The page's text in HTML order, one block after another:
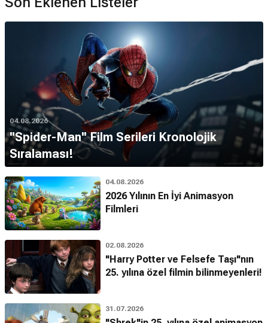
04.08.2026
''Spider-Man'' Film Serileri Kronolojik
Sıralaması!
04.08.2026
2026 Yılının En İyi Animasyon
Filmleri
02.08.2026
"Harry Potter ve Felsefe Taşı"nın
25. yılına özel filmin bilinmeyenleri!
31.07.2026